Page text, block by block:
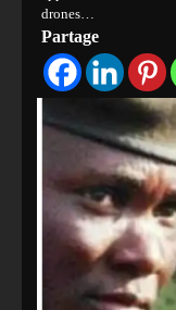
drones…
Partage